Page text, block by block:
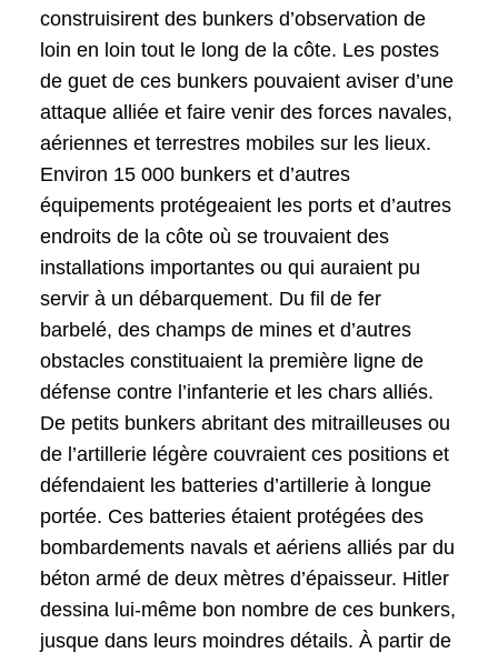
construisirent des bunkers d’observation de
loin en loin tout le long de la côte. Les postes
de guet de ces bunkers pouvaient aviser d’une
attaque alliée et faire venir des forces navales,
aériennes et terrestres mobiles sur les lieux.
Environ 15 000 bunkers et d’autres
équipements protégeaient les ports et d’autres
endroits de la côte où se trouvaient des
installations importantes ou qui auraient pu
servir à un débarquement. Du fil de fer
barbelé, des champs de mines et d’autres
obstacles constituaient la première ligne de
défense contre l’infanterie et les chars alliés.
De petits bunkers abritant des mitrailleuses ou
de l’artillerie légère couvraient ces positions et
défendaient les batteries d’artillerie à longue
portée. Ces batteries étaient protégées des
bombardements navals et aériens alliés par du
béton armé de deux mètres d’épaisseur. Hitler
dessina lui-même bon nombre de ces bunkers,
jusque dans leurs moindres détails. À partir de